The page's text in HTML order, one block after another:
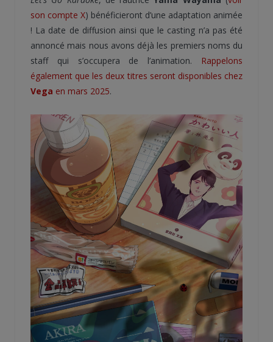
son compte X) bénéficieront d’une adaptation animée
! La date de diffusion ainsi que le casting n’a pas été
annoncé mais nous avons déjà les premiers noms du
staff qui s’occupera de l’animation.
Rappelons
également que les deux titres seront disponibles chez
Vega en mars 2025.